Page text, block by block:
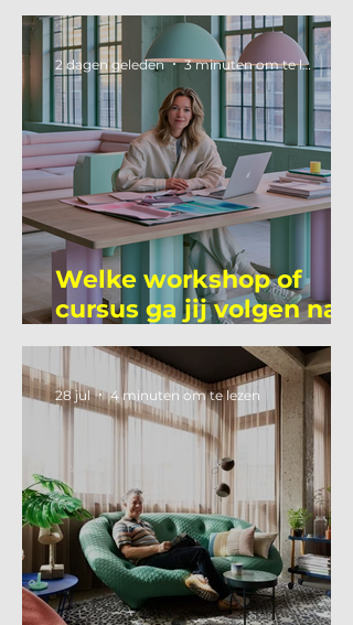
Welke workshop of
cursus ga jij volgen na
je vakantie?
2 dagen geleden 3 minuten om te lezen
28 jul 4 minuten om te lezen